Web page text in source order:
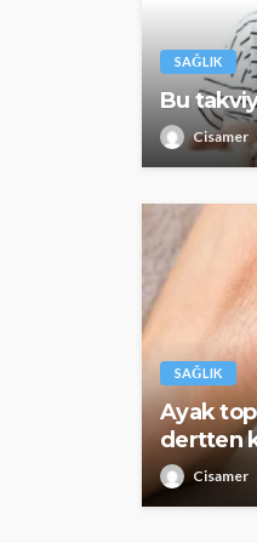
SAĞLIK
Bu
Cisamer
SAĞLIK
Ayak
dertten
Cisamer